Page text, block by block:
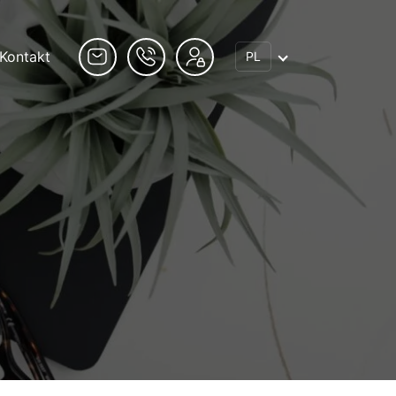
Kontakt PL